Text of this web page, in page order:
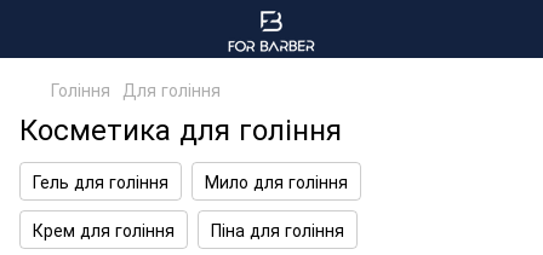
Гоління Для гоління
Косметика для гоління
Гель для гоління
Мило для гоління
Крем для гоління
Піна для гоління